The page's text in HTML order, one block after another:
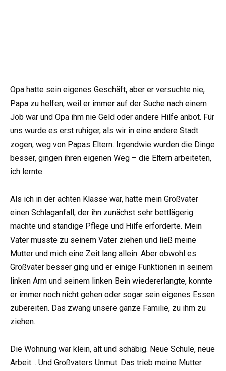
Opa hatte sein eigenes Geschäft, aber er versuchte nie,
Papa zu helfen, weil er immer auf der Suche nach einem
Job war und Opa ihm nie Geld oder andere Hilfe anbot. Für
uns wurde es erst ruhiger, als wir in eine andere Stadt
zogen, weg von Papas Eltern. Irgendwie wurden die Dinge
besser, gingen ihren eigenen Weg – die Eltern arbeiteten,
ich lernte.
Als ich in der achten Klasse war, hatte mein Großvater
einen Schlaganfall, der ihn zunächst sehr bettlägerig
machte und ständige Pflege und Hilfe erforderte. Mein
Vater musste zu seinem Vater ziehen und ließ meine
Mutter und mich eine Zeit lang allein. Aber obwohl es
Großvater besser ging und er einige Funktionen in seinem
linken Arm und seinem linken Bein wiedererlangte, konnte
er immer noch nicht gehen oder sogar sein eigenes Essen
zubereiten. Das zwang unsere ganze Familie, zu ihm zu
ziehen.
Die Wohnung war klein, alt und schäbig. Neue Schule, neue
Arbeit… Und Großvaters Unmut. Das trieb meine Mutter